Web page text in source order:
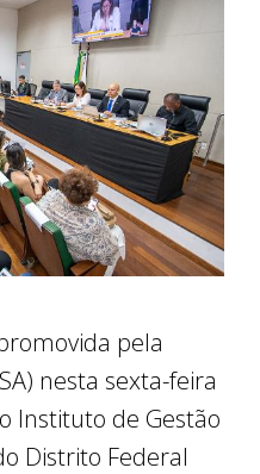
pela
nesta sexta-feira
Instituto de Gestão
Distrito Federal